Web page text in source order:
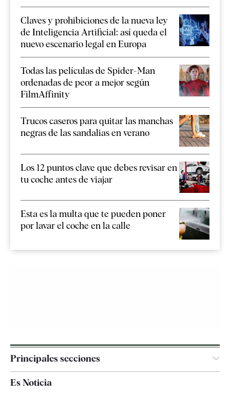
Claves y prohibiciones de la nueva ley
de Inteligencia Artificial: así queda el
nuevo escenario legal en Europa
Todas las películas de Spider-Man
ordenadas de peor a mejor según
FilmAffinity
Trucos caseros para quitar las manchas
negras de las sandalias en verano
Los 12 puntos clave que debes revisar en
tu coche antes de viajar
Esta es la multa que te pueden poner
por lavar el coche en la calle
Principales secciones
Es Noticia